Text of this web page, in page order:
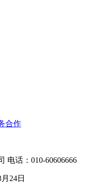
合作
电话：010-60606666
24日